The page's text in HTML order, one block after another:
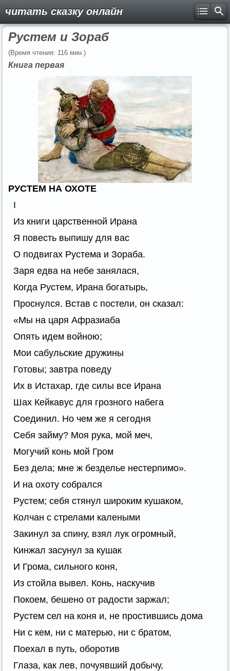
читать сказку онлайн
Рустем и Зораб
(Время чтения: 116 мин.)
Книга первая
РУСТЕМ НА ОХОТЕ
I
Из книги царственной Ирана
Я повесть выпишу для вас
О подвигах Рустема и Зораба.
Заря едва на небе занялася,
Когда Рустем, Ирана богатырь,
Проснулся. Встав с постели, он сказал:
«Мы на царя Афразиаба
Опять идем войною;
Мои сабульские дружины
Готовы; завтра поведу
Их в Истахар, где силы все Ирана
Шах Кейкавус для грозного набега
Соединил. Но чем же я сегодня
Себя займу? Моя рука, мой меч,
Могучий конь мой Гром
Без дела; мне ж безделье нестерпимо».
И на охоту собрался
Рустем; себя стянул широким кушаком,
Колчан с стрелами калеными
Закинул за спину, взял лук огромный,
Кинжал засунул за кушак
И Грома, сильного коня,
Из стойла вывел. Конь, наскучив
Покоем, бешено от радости заржал;
Рустем сел на коня и, не простившись дома
Ни с кем, ни с матерью, ни с братом,
Поехал в путь, оборотив
Глаза, как лев, почуявший добычу,